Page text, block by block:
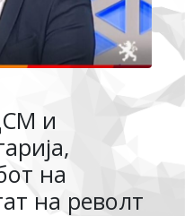
и
на
на револт